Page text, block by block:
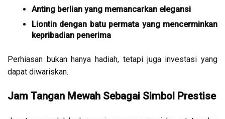
Anting berlian yang memancarkan elegansi
Liontin dengan batu permata yang mencerminkan
kepribadian penerima
Perhiasan bukan hanya hadiah, tetapi juga investasi yang
dapat diwariskan.
Jam Tangan Mewah Sebagai Simbol Prestise